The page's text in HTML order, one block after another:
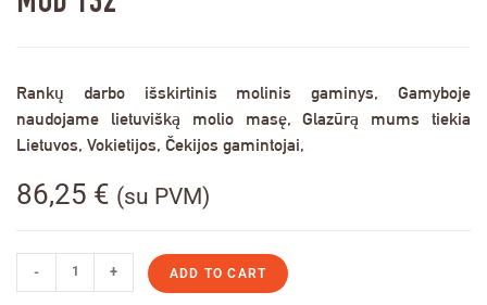
Rankų darbo išskirtinis molinis gaminys, Gamyboje
naudojame lietuvišką molio masę, Glazūrą mums tiekia
Lietuvos, Vokietijos, Čekijos gamintojai,
86,25 € (su PVM)
- + ADD TO CART